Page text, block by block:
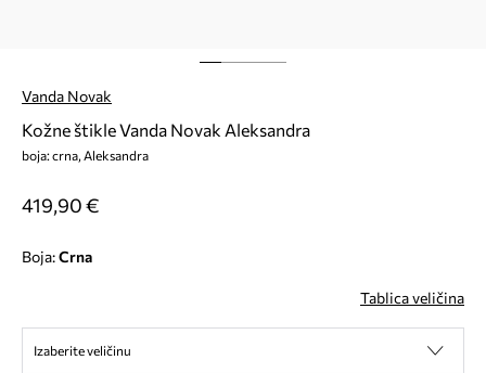
Vanda Novak
Kožne štikle Vanda Novak Aleksandra
boja: crna, Aleksandra
419,90 €
Boja: crna
Tablica veličina
Izaberite veličinu